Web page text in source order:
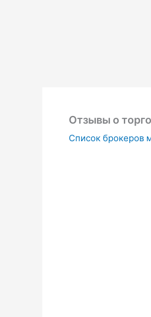
Отзывы о
Список брокеров